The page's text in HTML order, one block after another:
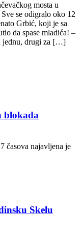
mosta u
se odigralo oko 12
Grbić, koji je sa
da spase mladića! –
jednu, drugi za […]
blokada
časova najavljena je
Skelu